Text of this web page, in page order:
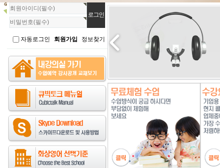
회
원
로
인
자동로그인 회원가입 정보찾기